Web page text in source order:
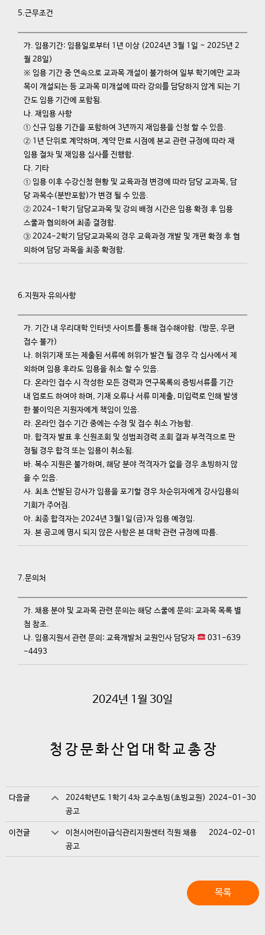
5.근무조건
가. 임용기간: 임용일로부터 1년 이상 (2024년 3월 1일 ~ 2025년 2
월 28일)
※ 임용 기간 중 연속으로 교과목 개설이 불가하여 일부 학기에만 교과
목이 개설되는 등 교과목 미개설에 따라 강의를 담당하지 않게 되는 기
간도 임용 기간에 포함됨.
나. 재임용 사항
① 신규 임용 기간을 포함하여 3년까지 재임용을 신청 할 수 있음.
② 1년 단위로 계약하며, 계약 만료 시점에 본교 관련 규정에 따라 재
임용 절차 및 재임용 심사를 진행함.
다. 기타
① 임용 이후 수강신청 현황 및 교육과정 변경에 따라 담당 교과목, 담
당 과목수(분반포함)가 변경 될 수 있음.
② 2024-1학기 담당교과목 및 강의 배정 시간은 임용 확정 후 임용
스쿨과 협의하여 최종 결정함.
③ 2024-2학기 담당교과목의 경우 교육과정 개발 및 개편 확정 후 협
의하여 담당 과목을 최종 확정함.
6.지원자 유의사항
가. 기간 내 우리대학 인터넷 사이트를 통해 접수해야함. (방문, 우편
접수 불가)
나. 허위기재 또는 제출된 서류에 허위가 발견 될 경우 각 심사에서 제
외하며 임용 후라도 임용을 취소 할 수 있음.
다. 온라인 접수 시 작성한 모든 경력과 연구목록의 증빙서류를 기간
내 업로드 하여야 하며, 기재 오류나 서류 미제출, 미입력로 인해 발생
한 불이익은 지원자에게 책임이 있음.
라. 온라인 접수 기간 중에는 수정 및 접수 취소 가능함.
마. 합격자 발표 후 신원조회 및 성범죄경력 조회 결과 부적격으로 판
정될 경우 합격 또는 임용이 취소됨.
바. 복수 지원은 불가하며, 해당 분야 적격자가 없을 경우 초빙하지 않
을 수 있음.
사. 최초 선발된 강사가 임용을 포기할 경우 차순위자에게 강사임용의
기회가 주어짐.
아. 최종 합격자는 2024년 3월1일(금)자 임용 예정임.
자. 본 공고에 명시 되지 않은 사항은 본 대학 관련 규정에 따름.
7.문의처
가. 채용 분야 및 교과목 관련 문의는 해당 스쿨에 문의: 교과목 목록 별
첨 참조.
나. 임용지원서 관련 문의: 교육개발처 교원인사 담당자
031-639
-4493
2024년 1월 30일
청 강 문 화 산 업 대 학 교 총 장
다음글
2024학년도 1학기 4차 교수초빙(초빙교원)
공고
2024-01-30
이전글
이천시어린이급식관리지원센터 직원 채용
공고
2024-02-01
목록